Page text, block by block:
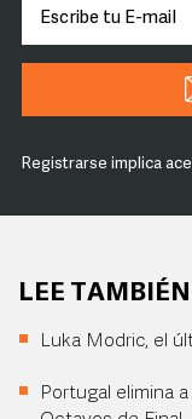
Registrarse implica
LEE TAMBIÉN
Luka Modric, el
Portugal elimina